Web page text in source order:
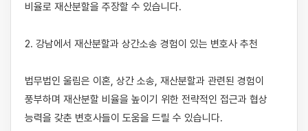
비율로 재산분할을 주장할 수 있습니다.
2. 강남에서 재산분할과 상간소송 경험이 있는 변호사 추천
법무법인 울림은 이혼, 상간 소송, 재산분할과 관련된 경험이
풍부하며 재산분할 비율을 높이기 위한 전략적인 접근과 협상
능력을 갖춘 변호사들이 도움을 드릴 수 있습니다.